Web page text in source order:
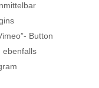
Button
ebenfalls